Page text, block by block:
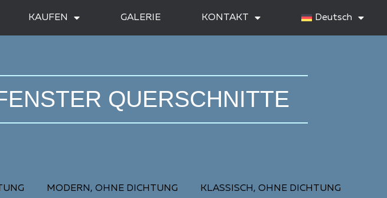
KAUFEN GALERIE KONTAKT Deutsch
QUERSCHNITTE
MODERN, OHNE DICHTUNG KLASSISCH, OHNE DICHTUNG